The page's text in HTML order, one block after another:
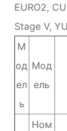
EURO2,
Stage V,
М
од
ел
ь
Мод
ель
Ном